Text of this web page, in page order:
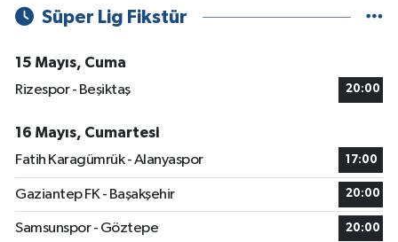
Süper Lig Fikstür
15 Mayıs, Cuma
Rizespor - Beşiktaş
20:00
16 Mayıs, Cumartesi
Fatih Karagümrük - Alanyaspor
17:00
Gaziantep FK - Başakşehir 20:00
Samsunspor - Göztepe 20:00